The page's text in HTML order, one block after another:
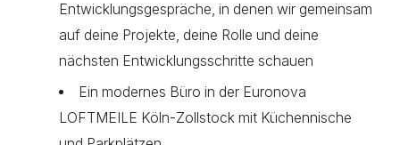
Entwicklungsgespräche, in denen wir gemeinsam
auf deine Projekte, deine Rolle und deine
nächsten Entwicklungsschritte schauen
Ein modernes Büro in der Euronova
LOFTMEILE Köln-Zollstock mit Küchennische